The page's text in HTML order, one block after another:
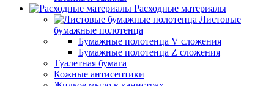
Расходные материалы
Листовые
бумажные полотенца
Бумажные полотенца V сложения
Бумажные полотенца Z сложения
Туалетная бумага
Кожные антисептики